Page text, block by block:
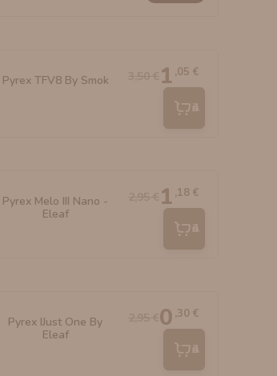
Pyrex TFV8 By Smok 1 ,05 €
Añadir
Pyrex Melo III Nano -
Eleaf
1 ,18 €
Añadir
Pyrex IJust One By
Eleaf
0 ,30 €
Añadir